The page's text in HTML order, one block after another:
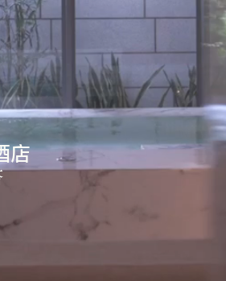
店